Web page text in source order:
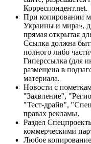
Корреспондент.net.
При копировании
Украины и мира»,
прямая открытая
Ссылка должна
полного либо
Гиперссылка (для
размещена в
материала.
Новости с
"Заявление",
"Тест-драйв",
правах рекламы.
Раздел
коммерческими
Любое